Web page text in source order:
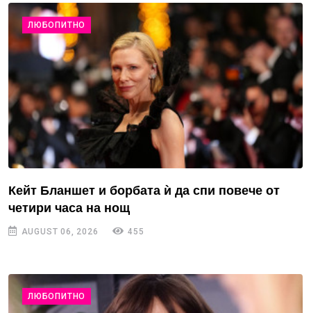
ЛЮБОПИТНО
Кейт Бланшет и борбата ѝ да спи повече от
четири часа на нощ
AUGUST 06, 2026 455
ЛЮБОПИТНО